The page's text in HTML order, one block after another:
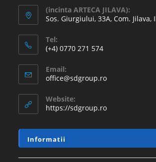
(incinta ARTECA JILAVA):
Sos. Giurgiului, 33A, Com. Jilava,
Tel:
(+4) 0770 271 574
Email:
office@sdgroup.ro
Website:
https://sdgroup.ro
Informatii